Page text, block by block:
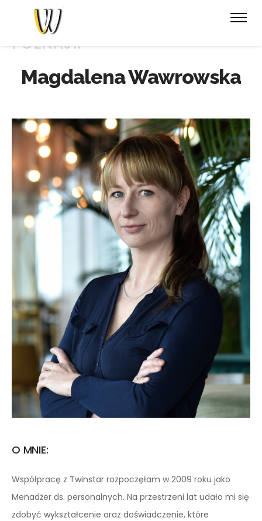
POZNAJ..
Magdalena Wawrowska
O MNIE:
Współpracę z Twinstar rozpoczęłam w 2009 roku jako
Menadżer ds. personalnych. Na przestrzeni lat udało mi się
zdobyć wykształcenie oraz doświadczenie, które